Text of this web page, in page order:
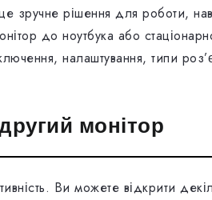
зручне рішення для роботи,
до ноутбука або
налаштування, типи
монітор
Ви можете відкрити